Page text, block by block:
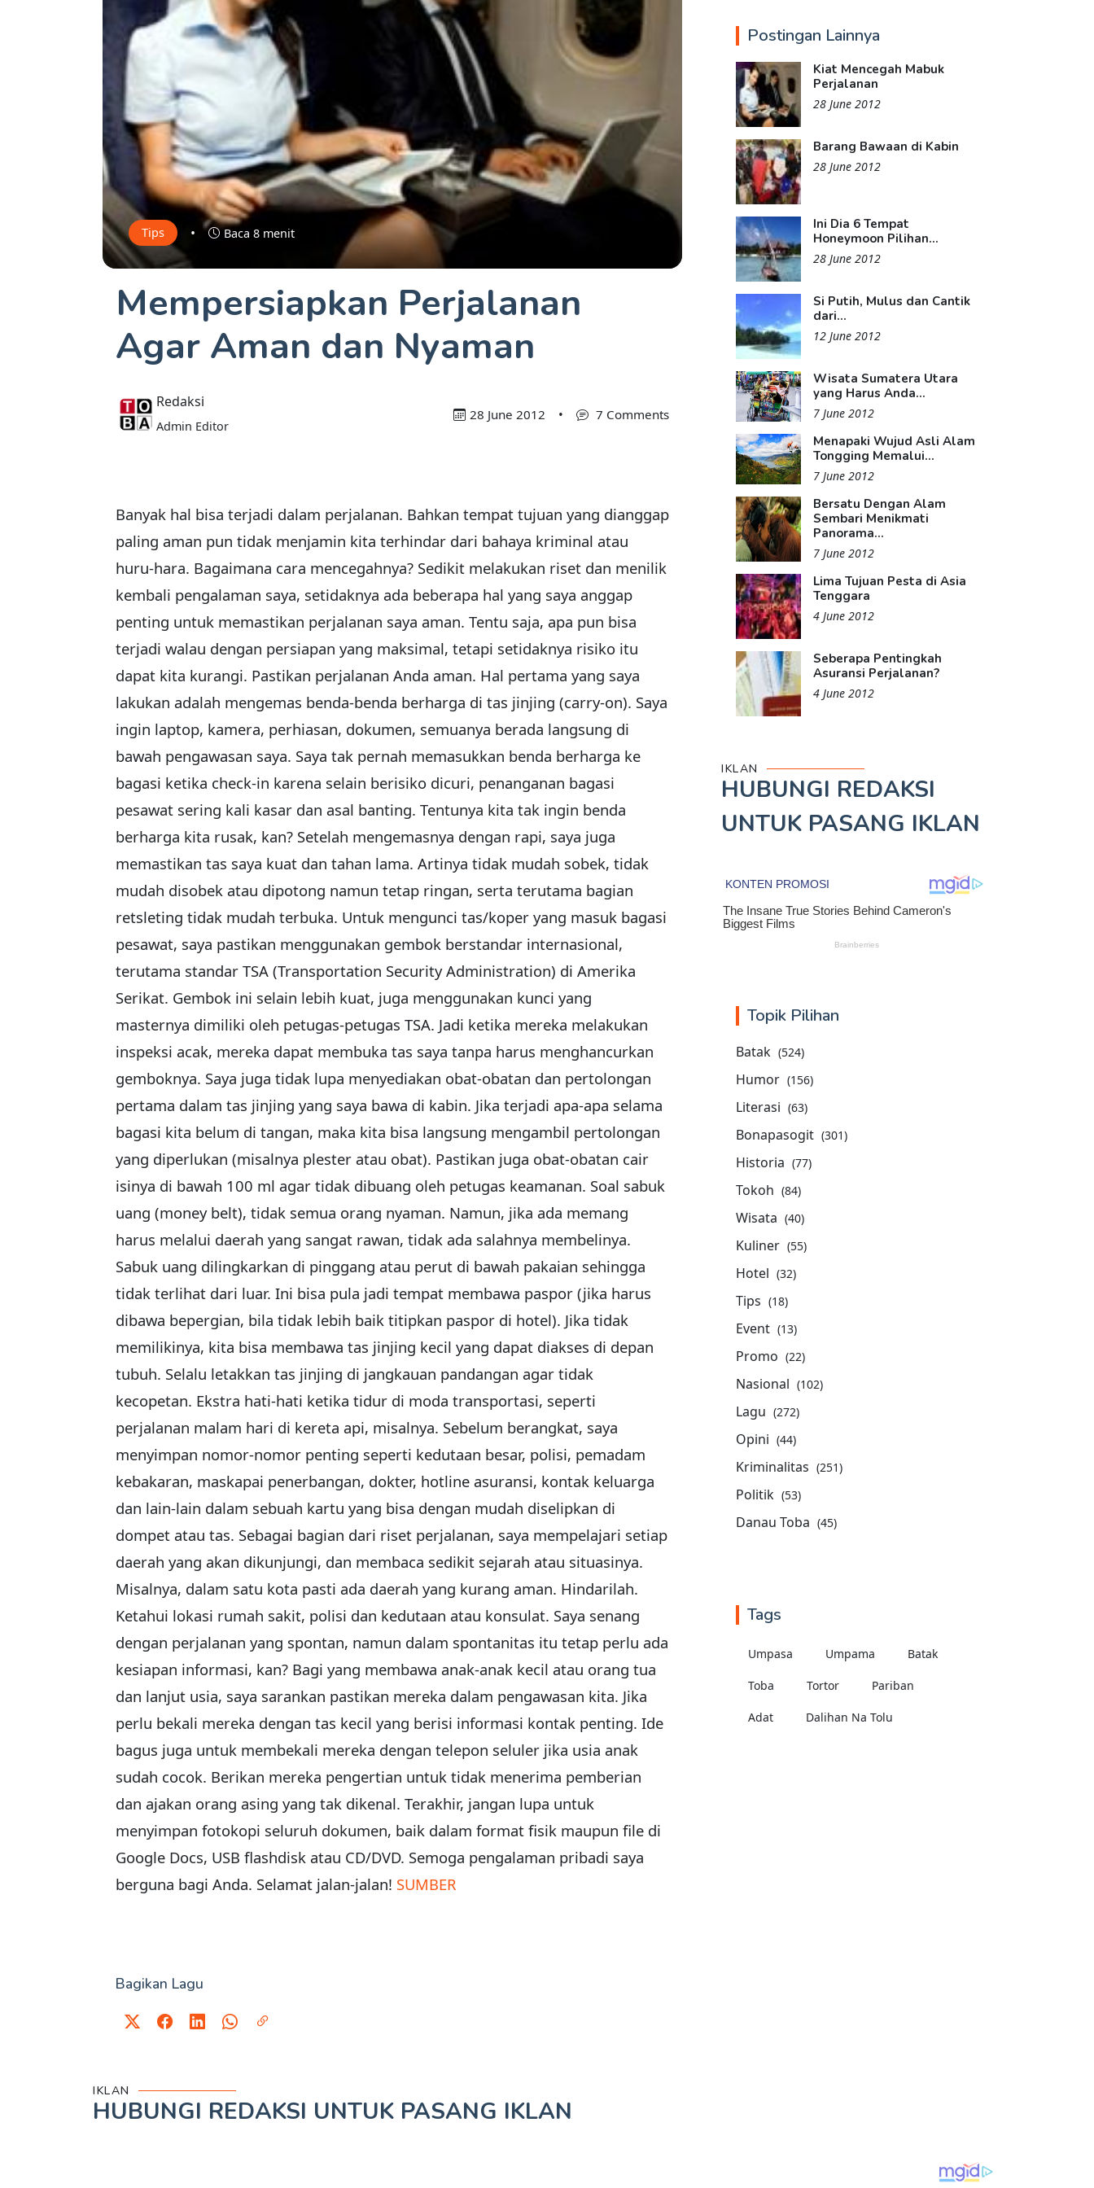
Tips • Baca 8 menit
Mempersiapkan Perjalanan
Agar Aman dan Nyaman
Redaksi
Admin Editor
28 June 2012 • 7 Comments
Banyak hal bisa terjadi dalam perjalanan. Bahkan tempat tujuan yang dianggap
paling aman pun tidak menjamin kita terhindar dari bahaya kriminal atau
huru-hara. Bagaimana cara mencegahnya? Sedikit melakukan riset dan menilik
kembali pengalaman saya, setidaknya ada beberapa hal yang saya anggap
penting untuk memastikan perjalanan saya aman. Tentu saja, apa pun bisa
terjadi walau dengan persiapan yang maksimal, tetapi setidaknya risiko itu
dapat kita kurangi. Pastikan perjalanan Anda aman. Hal pertama yang saya
lakukan adalah mengemas benda-benda berharga di tas jinjing (carry-on). Saya
ingin laptop, kamera, perhiasan, dokumen, semuanya berada langsung di
bawah pengawasan saya. Saya tak pernah memasukkan benda berharga ke
bagasi ketika check-in karena selain berisiko dicuri, penanganan bagasi
pesawat sering kali kasar dan asal banting. Tentunya kita tak ingin benda
berharga kita rusak, kan? Setelah mengemasnya dengan rapi, saya juga
memastikan tas saya kuat dan tahan lama. Artinya tidak mudah sobek, tidak
mudah disobek atau dipotong namun tetap ringan, serta terutama bagian
retsleting tidak mudah terbuka. Untuk mengunci tas/koper yang masuk bagasi
pesawat, saya pastikan menggunakan gembok berstandar internasional,
terutama standar TSA (Transportation Security Administration) di Amerika
Serikat. Gembok ini selain lebih kuat, juga menggunakan kunci yang
masternya dimiliki oleh petugas-petugas TSA. Jadi ketika mereka melakukan
inspeksi acak, mereka dapat membuka tas saya tanpa harus menghancurkan
gemboknya. Saya juga tidak lupa menyediakan obat-obatan dan pertolongan
pertama dalam tas jinjing yang saya bawa di kabin. Jika terjadi apa-apa selama
bagasi kita belum di tangan, maka kita bisa langsung mengambil pertolongan
yang diperlukan (misalnya plester atau obat). Pastikan juga obat-obatan cair
isinya di bawah 100 ml agar tidak dibuang oleh petugas keamanan. Soal sabuk
uang (money belt), tidak semua orang nyaman. Namun, jika ada memang
harus melalui daerah yang sangat rawan, tidak ada salahnya membelinya.
Sabuk uang dilingkarkan di pinggang atau perut di bawah pakaian sehingga
tidak terlihat dari luar. Ini bisa pula jadi tempat membawa paspor (jika harus
dibawa bepergian, bila tidak lebih baik titipkan paspor di hotel). Jika tidak
memilikinya, kita bisa membawa tas jinjing kecil yang dapat diakses di depan
tubuh. Selalu letakkan tas jinjing di jangkauan pandangan agar tidak
kecopetan. Ekstra hati-hati ketika tidur di moda transportasi, seperti
perjalanan malam hari di kereta api, misalnya. Sebelum berangkat, saya
menyimpan nomor-nomor penting seperti kedutaan besar, polisi, pemadam
kebakaran, maskapai penerbangan, dokter, hotline asuransi, kontak keluarga
dan lain-lain dalam sebuah kartu yang bisa dengan mudah diselipkan di
dompet atau tas. Sebagai bagian dari riset perjalanan, saya mempelajari setiap
daerah yang akan dikunjungi, dan membaca sedikit sejarah atau situasinya.
Misalnya, dalam satu kota pasti ada daerah yang kurang aman. Hindarilah.
Ketahui lokasi rumah sakit, polisi dan kedutaan atau konsulat. Saya senang
dengan perjalanan yang spontan, namun dalam spontanitas itu tetap perlu ada
kesiapan informasi, kan? Bagi yang membawa anak-anak kecil atau orang tua
dan lanjut usia, saya sarankan pastikan mereka dalam pengawasan kita. Jika
perlu bekali mereka dengan tas kecil yang berisi informasi kontak penting. Ide
bagus juga untuk membekali mereka dengan telepon seluler jika usia anak
sudah cocok. Berikan mereka pengertian untuk tidak menerima pemberian
dan ajakan orang asing yang tak dikenal. Terakhir, jangan lupa untuk
menyimpan fotokopi seluruh dokumen, baik dalam format fisik maupun file di
Google Docs, USB flashdisk atau CD/DVD. Semoga pengalaman pribadi saya
berguna bagi Anda. Selamat jalan-jalan! SUMBER
Bagikan Lagu
Postingan Lainnya
Kiat Mencegah Mabuk
Perjalanan
28 June 2012
Barang Bawaan di Kabin
28 June 2012
Ini Dia 6 Tempat
Honeymoon Pilihan...
28 June 2012
Si Putih, Mulus dan Cantik
dari...
12 June 2012
Wisata Sumatera Utara
yang Harus Anda...
7 June 2012
Menapaki Wujud Asli Alam
Tongging Memalui...
7 June 2012
Bersatu Dengan Alam
Sembari Menikmati
Panorama...
7 June 2012
Lima Tujuan Pesta di Asia
Tenggara
4 June 2012
Seberapa Pentingkah
Asuransi Perjalanan?
4 June 2012
IKLAN
HUBUNGI REDAKSI
UNTUK PASANG IKLAN
Topik Pilihan
Batak (524)
Humor (156)
Literasi (63)
Bonapasogit (301)
Historia (77)
Tokoh (84)
Wisata (40)
Kuliner (55)
Hotel (32)
Tips (18)
Event (13)
Promo (22)
Nasional (102)
Lagu (272)
Opini (44)
Kriminalitas (251)
Politik (53)
Danau Toba (45)
Tags
Umpasa Umpama Batak
Toba Tortor Pariban
Adat Dalihan Na Tolu
IKLAN
HUBUNGI REDAKSI UNTUK PASANG IKLAN